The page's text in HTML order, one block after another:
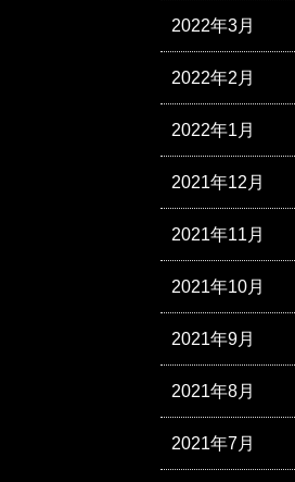
2022年3月
2022年2月
2022年1月
2021年12月
2021年11月
2021年10月
2021年9月
2021年8月
2021年7月